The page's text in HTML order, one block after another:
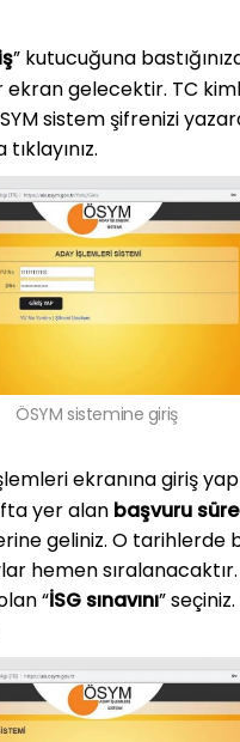
” kutucuğuna
ekran gelecektir. TC
sistem şifrenizi
ÖSYM sistemine giriş
ekranına giriş
yer alan başvuru
geliniz. O tarihlerde
hemen
“İSG sınavını” seçiniz.